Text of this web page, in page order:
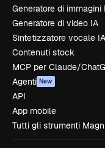
Generatore di immagini
Generatore di video IA
Sintetizzatore vocale IA
Contenuti stock
MCP per Claude/
Agenti New
API
App mobile
Tutti gli strumenti